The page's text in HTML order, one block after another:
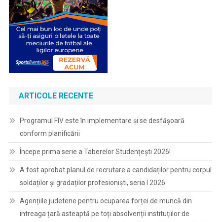
ARTICOLE RECENTE
Programul FIV este în implementare și se desfășoară
conform planificării
Începe prima serie a Taberelor Studențești 2026!
A fost aprobat planul de recrutare a candidaților pentru corpul
soldaților și gradaților profesioniști, seria I 2026
Agențiile judetene pentru ocuparea forței de muncă din
întreaga țară asteaptă pe toți absolvenții instituțiilor de